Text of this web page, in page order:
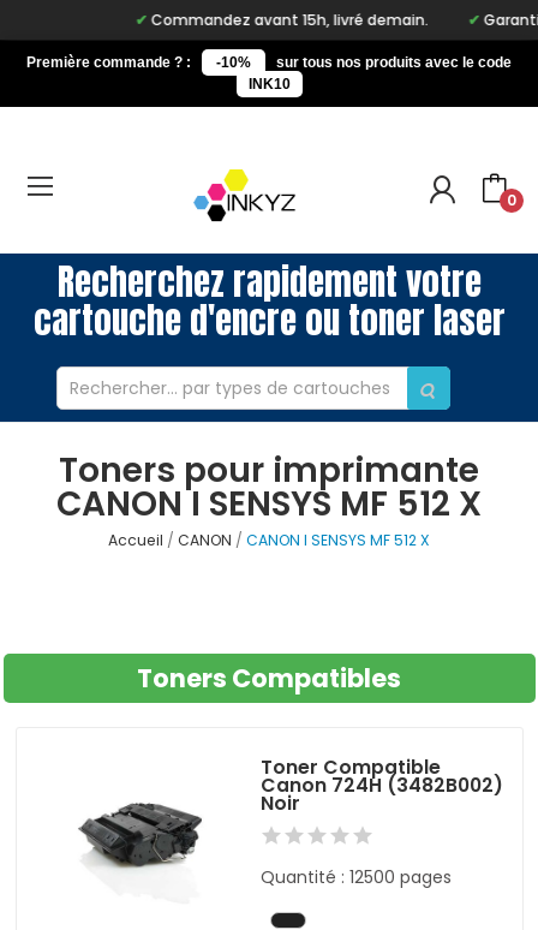
Commandez avant 15h, livré demain. Garantie
Première commande ? : -10%
sur tous nos produits avec le code
INK10
0
Recherchez rapidement votre
cartouche d'encre ou toner laser
Toners pour imprimante
CANON I SENSYS MF 512 X
Accueil CANON CANON I SENSYS MF 512 X
Toners Compatibles
Toner Compatible
Canon 724H (3482B002)
Noir
Quantité : 12500 pages